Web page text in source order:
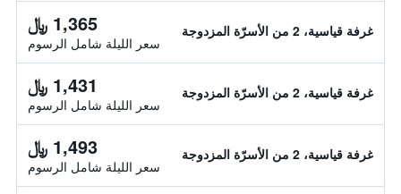
غرفة قياسية، 2 من الأسرّة المزدوجة 1,365 ﷼
سعر الليلة شامل الرسوم
غرفة قياسية، 2 من الأسرّة المزدوجة 1,431 ﷼
سعر الليلة شامل الرسوم
غرفة قياسية، 2 من الأسرّة المزدوجة 1,493 ﷼
سعر الليلة شامل الرسوم